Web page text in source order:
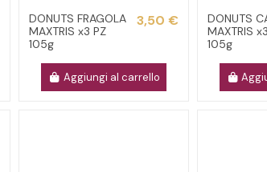
DONUTS FRAGOLA
MAXTRIS x3 PZ
105g
3,50 €
Aggiungi al carrello
DONUTS
MAXTRIS
105g